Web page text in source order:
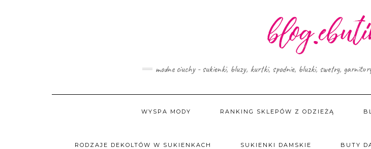
modne ciuchy - sukienki, bluzy, kurtki, spodnie, bluzki, swetry,
WYSPA MODY RANKING SKLEPÓW Z ODZIEŻĄ
RODZAJE DEKOLTÓW W SUKIENKACH SUKIENKI DAMSKIE BUTY